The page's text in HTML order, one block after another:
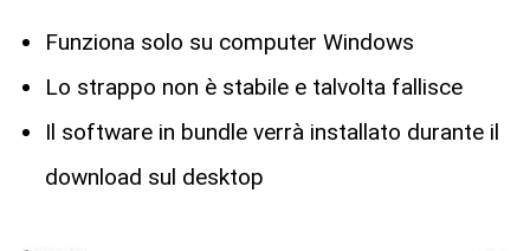
Funziona solo su computer Windows
Lo strappo non è stabile e talvolta fallisce
Il software in bundle verrà installato durante il
download sul desktop